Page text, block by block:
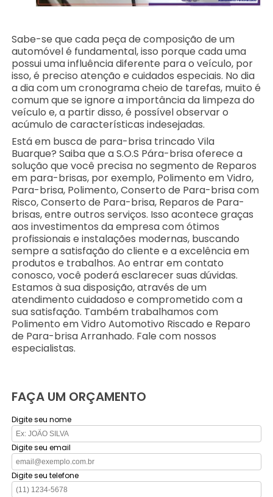
Sabe-se que cada peça de composição de um
automóvel é fundamental, isso porque cada uma
possui uma influência diferente para o veículo, por
isso, é preciso atenção e cuidados especiais. No dia
a dia com um cronograma cheio de tarefas, muito é
comum que se ignore a importância da limpeza do
veículo e, a partir disso, é possível observar o
acúmulo de características indesejadas.
Está em busca de para-brisa trincado Vila
Buarque? Saiba que a S.O.S Pára-brisa oferece a
solução que você precisa no segmento de Reparos
em para-brisas, por exemplo, Polimento em Vidro,
Para-brisa, Polimento, Conserto de Para-brisa com
Risco, Conserto de Para-brisa, Reparos de Para-
brisas, entre outros serviços. Isso acontece graças
aos investimentos da empresa com ótimos
profissionais e instalações modernas, buscando
sempre a satisfação do cliente e a excelência em
produtos e trabalhos. Ao entrar em contato
conosco, você poderá esclarecer suas dúvidas.
Estamos à sua disposição, através de um
atendimento cuidadoso e comprometido com a
sua satisfação. Também trabalhamos com
Polimento em Vidro Automotivo Riscado e Reparo
de Para-brisa Arranhado. Fale com nossos
especialistas.
FAÇA UM ORÇAMENTO
Digite seu nome
Digite seu email
Digite seu telefone